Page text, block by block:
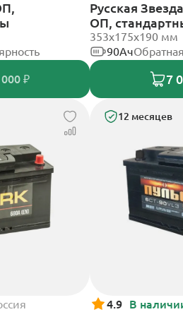
000 ₽
Русская
ОП,
353x175x190 мм
90Ач
7
12 месяцев
4.9 В